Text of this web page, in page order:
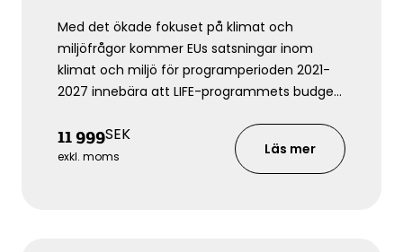
Med det ökade fokuset på klimat och
miljöfrågor kommer EUs satsningar inom
klimat och miljö för programperioden 2021-
2027 innebära att LIFE-programmets budget
och EUs satsningar inom innovation, forskning
och vetenskap växer. Tillsammans har
programmen budgetar på över 100 miljarder
11 999SEK
exkl. moms Läs mer